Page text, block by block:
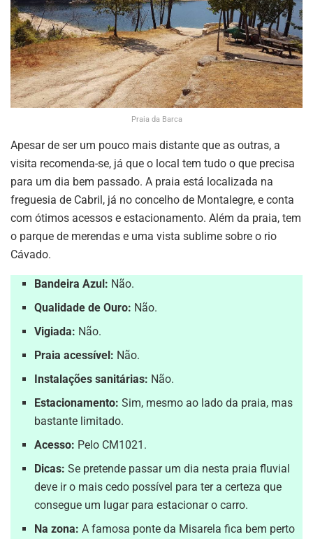
Praia da Barca
Apesar de ser um pouco mais distante que as outras, a
visita recomenda-se, já que o local tem tudo o que precisa
para um dia bem passado. A praia está localizada na
freguesia de Cabril, já no concelho de Montalegre, e conta
com ótimos acessos e estacionamento. Além da praia, tem
o parque de merendas e uma vista sublime sobre o rio
Cávado.
Bandeira Azul: Não.
Qualidade de Ouro: Não.
Vigiada: Não.
Praia acessível: Não.
Instalações sanitárias: Não.
Estacionamento: Sim, mesmo ao lado da praia, mas
bastante limitado.
Acesso: Pelo CM1021.
Dicas: Se pretende passar um dia nesta praia fluvial
deve ir o mais cedo possível para ter a certeza que
consegue um lugar para estacionar o carro.
Na zona: A famosa ponte da Misarela fica bem perto